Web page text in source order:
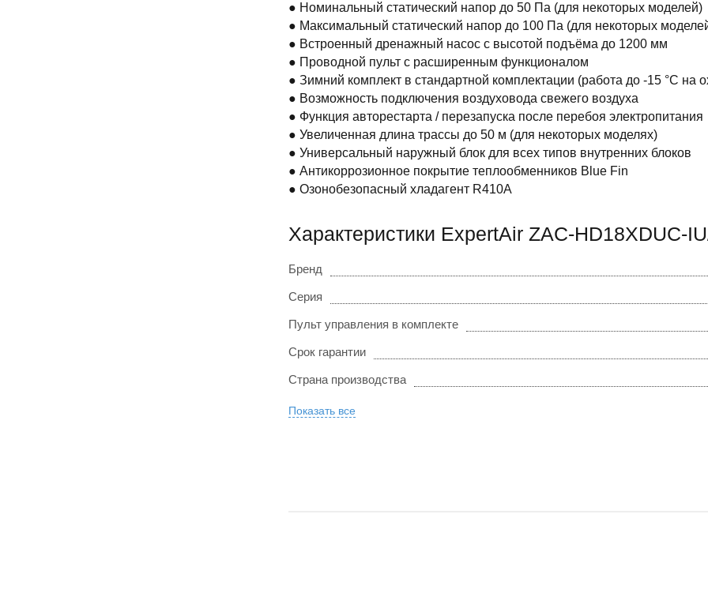
● Номинальный статический напор до 50 Па (для некоторых моделей)
● Максимальный статический напор до 100 Па (для некоторых
● Встроенный дренажный насос с высотой подъёма до 1200 мм
● Проводной пульт с расширенным функционалом
● Зимний комплект в стандартной комплектации (работа до -15 °С на
● Возможность подключения воздуховода свежего воздуха
● Функция авторестарта / перезапуска после перебоя электропитания
● Увеличенная длина трассы до 50 м (для некоторых моделях)
● Универсальный наружный блок для всех типов внутренних блоков
● Антикоррозионное покрытие теплообменников Blue Fin
● Озонобезопасный хладагент R410A
Характеристики ExpertAir ZAC-HD18XDUC-
Бренд
Серия
Пульт управления в комплекте
Срок гарантии
Страна производства
Показать все